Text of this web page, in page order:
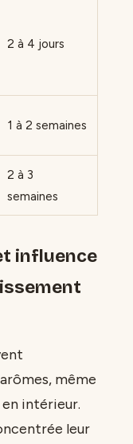
2 à 4 jours
1 à 2 semaines
2 à 3
semaines
influence
même
intérieur.
leur